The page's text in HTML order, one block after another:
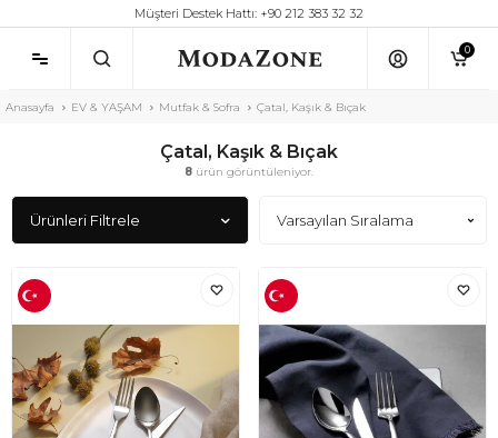
Müşteri Destek Hattı: +90 212 383 32 32
0
Anasayfa EV & YAŞAM Mutfak & Sofra Çatal, Kaşık & Bıçak
Çatal, Kaşık & Bıçak
8 ürün görüntüleniyor.
Ürünleri Filtrele